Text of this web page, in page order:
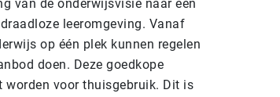
van de onderwijsvisie naar een
leeromgeving. Vanaf
op één plek kunnen regelen
doen. Deze goedkope
worden voor thuisgebruik. Dit is